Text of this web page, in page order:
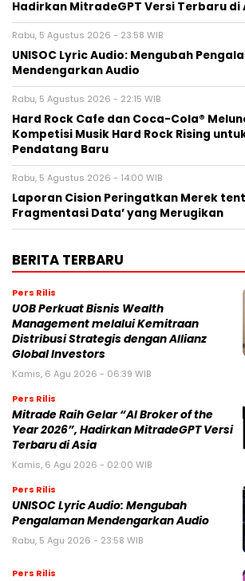
Hadirkan MitradeGPT Versi Terbaru di
Rabu, 5 Agustus 2026 - 23:58 WIB
UNISOC Lyric Audio: Mengubah
Mendengarkan Audio
Rabu, 5 Agustus 2026 - 22:15 WIB
Hard Rock Cafe dan Coca-Cola®
Kompetisi Musik Hard Rock Rising
Pendatang Baru
Rabu, 5 Agustus 2026 - 14:00 WIB
Laporan Cision Peringatkan Merek
Fragmentasi Data’ yang Merugikan
BERITA TERBARU
Pers Rilis
UOB Perkuat Bisnis Wealth
Management melalui Kemitraan
Distribusi Strategis dengan Allianz
Global Investors
Kamis, 6 Agu 2026 - 06:39 WIB
Pers Rilis
Mitrade Raih Gelar “AI Broker of the
Year 2026”, Hadirkan MitradeGPT Versi
Terbaru di Asia
Kamis, 6 Agu 2026 - 02:00 WIB
Pers Rilis
UNISOC Lyric Audio: Mengubah
Pengalaman Mendengarkan Audio
Rabu, 5 Agu 2026 - 23:58 WIB
Pers Rilis